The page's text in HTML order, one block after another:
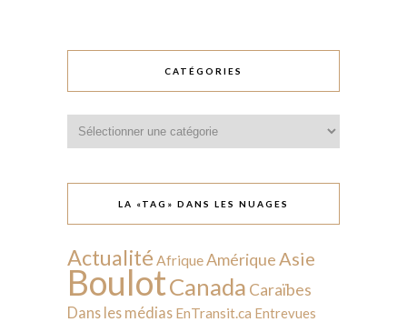
CATÉGORIES
LA «TAG» DANS LES NUAGES
Actualité AfriqueAmérique Asie
BoulotCanada Caraïbes
Dans les médias EnTransit.ca Entrevues